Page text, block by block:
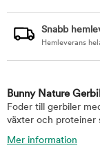
Snabb
Hemleverans
Bunny Nature
Foder till gerbiler
växter och proteiner
Mer information